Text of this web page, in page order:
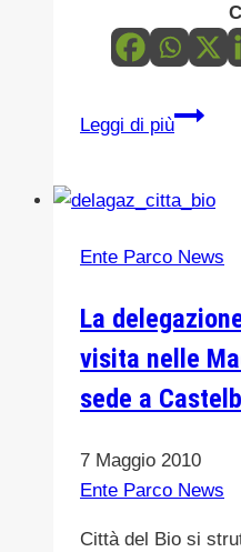
delle
Leggi di più
L’Ente
Madonie
i
verso
le
Società
Ente Parco News
La
visita nelle
sede a
7 Maggio 2010
Ente Parco News
Città del Bio si